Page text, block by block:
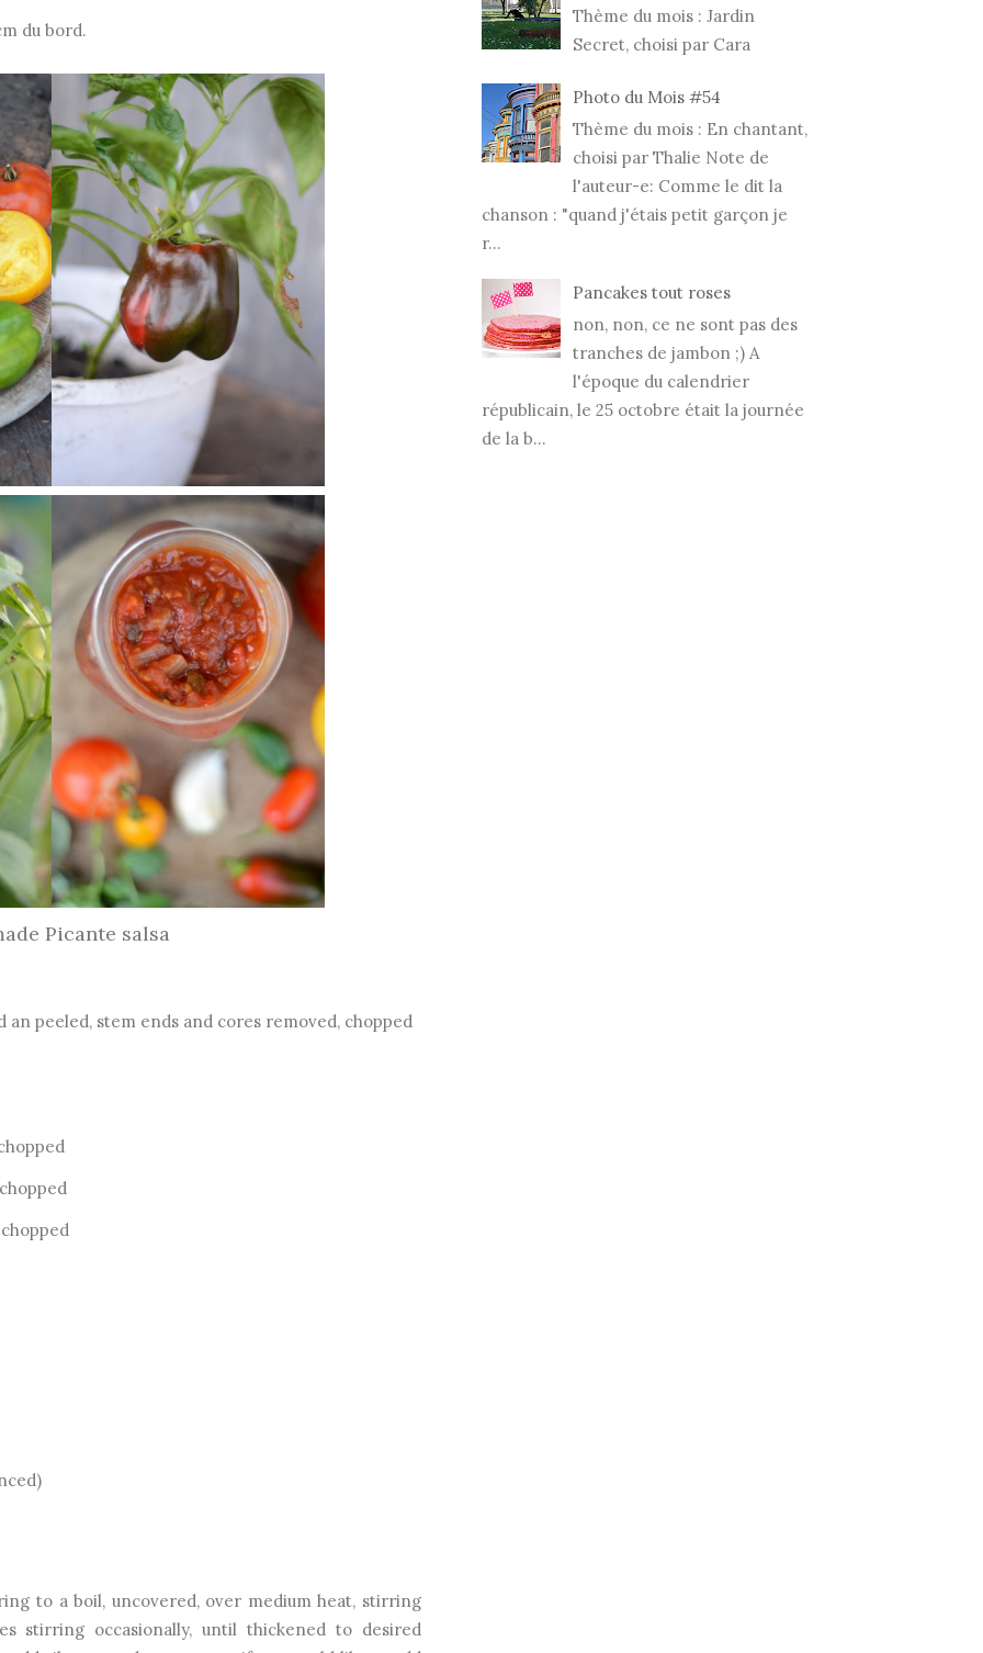
du bord.
Picante salsa
an peeled, stem ends and cores removed, chopped
to a boil, uncovered, over medium heat, stirring
stirring occasionally, until thickened to desired
Thème du mois : Jardin
Secret, choisi par Cara
Photo du Mois #54
Thème du mois : En chantant,
choisi par Thalie Note de
l'auteur-e: Comme le dit la
chanson : "quand j'étais petit garçon je
r...
Pancakes tout roses
non, non, ce ne sont pas des
tranches de jambon ;) A
l'époque du calendrier
républicain, le 25 octobre était la journée
de la b...